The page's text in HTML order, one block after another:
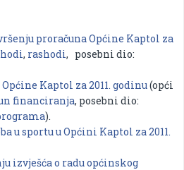
proračuna Općine Kaptol za
, rashodi, posebni dio:
Kaptol za 2011. godinu(opći
financiranja, posebni dio:
).
u sportu u Općini Kaptol za 2011.
izvješća o radu općinskog